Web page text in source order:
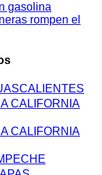
gasolina
rompen el
CALIFORNIA
CALIFORNIA